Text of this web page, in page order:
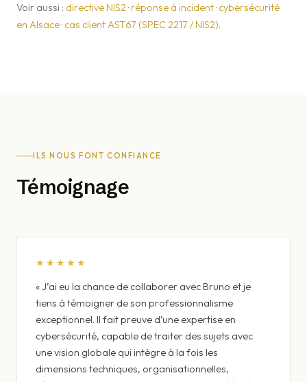
Voir aussi : directive NIS2·réponse à incident· cybersécurité
en Alsace· cas client AST67 (SPEC 2217 / NIS2).
ILS NOUS FONT CONFIANCE
Témoignage
★★★★★
« J’ai eu la chance de collaborer avec Bruno et je
tiens à témoigner de son professionnalisme
exceptionnel. Il fait preuve d’une expertise en
cybersécurité, capable de traiter des sujets avec
une vision globale qui intègre à la fois les
dimensions techniques, organisationnelles,